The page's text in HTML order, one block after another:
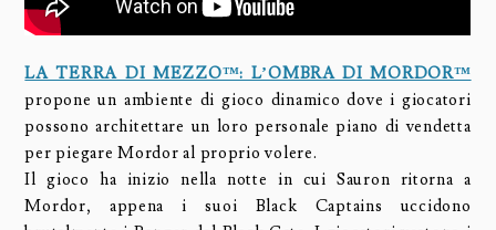
LA TERRA DI MEZZO™: L’OMBRA DI MORDOR™
propone un ambiente di gioco dinamico dove i giocatori
possono architettare un loro personale piano di vendetta
per piegare Mordor al proprio volere.
Il gioco ha inizio nella notte in cui Sauron ritorna a
Mordor, appena i suoi Black Captains uccidono